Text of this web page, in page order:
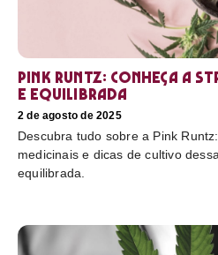
Pink Runtz: conheça a
e equilibrada
2 de agosto de 2025
Descubra tudo sobre a Pink
medicinais e dicas de cultivo
equilibrada.